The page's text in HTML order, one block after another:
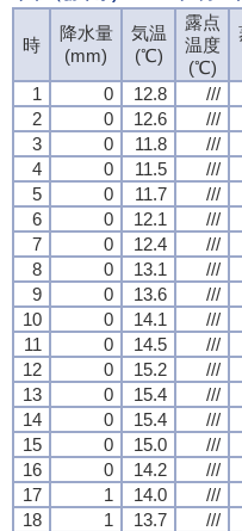
時
降水量
(mm)
気温
(℃)
露点
温度
(℃)
1
0 12.8 ///
2
0 12.6 ///
3
0 11.8 ///
4
0 11.5 ///
5
0 11.7 ///
6
0 12.1 ///
7
0 12.4 ///
8
0 13.1 ///
9
0 13.6 ///
10
0 14.1 ///
11
0 14.5 ///
12
0 15.2 ///
13
0 15.4 ///
14
0 15.4 ///
15
0 15.0 ///
16
0 14.2 ///
17
1 14.0 ///
18
1 13.7 ///
時
降水量
(mm)
気温
(℃)
露点
温度
(℃)
1
0 12.8 ///
2
0 12.6 ///
3
0 11.8 ///
4
0 11.5 ///
5
0 11.7 ///
6
0 12.1 ///
7
0 12.4 ///
8
0 13.1 ///
9
0 13.6 ///
10
0 14.1 ///
11
0 14.5 ///
12
0 15.2 ///
13
0 15.4 ///
14
0 15.4 ///
15
0 15.0 ///
16
0 14.2 ///
17
1 14.0 ///
18
1 13.7 ///
時
降水量
(mm)
気温
(℃)
露点
温度
(℃)
1
0 12.8 ///
2
0 12.6 ///
3
0 11.8 ///
4
0 11.5 ///
5
0 11.7 ///
6
0 12.1 ///
7
0 12.4 ///
8
0 13.1 ///
9
0 13.6 ///
10
0 14.1 ///
11
0 14.5 ///
12
0 15.2 ///
13
0 15.4 ///
14
0 15.4 ///
15
0 15.0 ///
16
0 14.2 ///
17
1 14.0 ///
18
1 13.7 ///
時
降水量
(mm)
気温
(℃)
露点
温度
(℃)
1
0 12.8 ///
2
0 12.6 ///
3
0 11.8 ///
4
0 11.5 ///
5
0 11.7 ///
6
0 12.1 ///
7
0 12.4 ///
8
0 13.1 ///
9
0 13.6 ///
10
0 14.1 ///
11
0 14.5 ///
12
0 15.2 ///
13
0 15.4 ///
14
0 15.4 ///
15
0 15.0 ///
16
0 14.2 ///
17
1 14.0 ///
18
1 13.7 ///